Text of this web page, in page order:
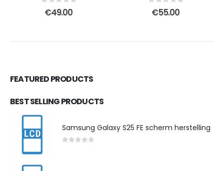
out of 5
€49.00 out of 5
€55.00
FEATURED PRODUCTS
BEST SELLING PRODUCTS
Samsung Galaxy S25 FE scherm herstelling